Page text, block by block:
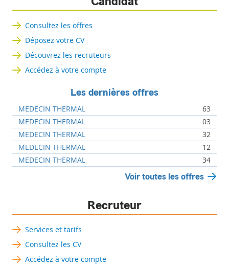
Consultez les offres
Déposez votre CV
Découvrez les recruteurs
Accédez à votre compte
Les dernières offres
MEDECIN THERMAL
63
MEDECIN THERMAL
03
MEDECIN THERMAL
32
MEDECIN THERMAL
12
MEDECIN THERMAL
34
Voir toutes les offres
Recruteur
Services et tarifs
Consultez les CV
Accédez à votre compte